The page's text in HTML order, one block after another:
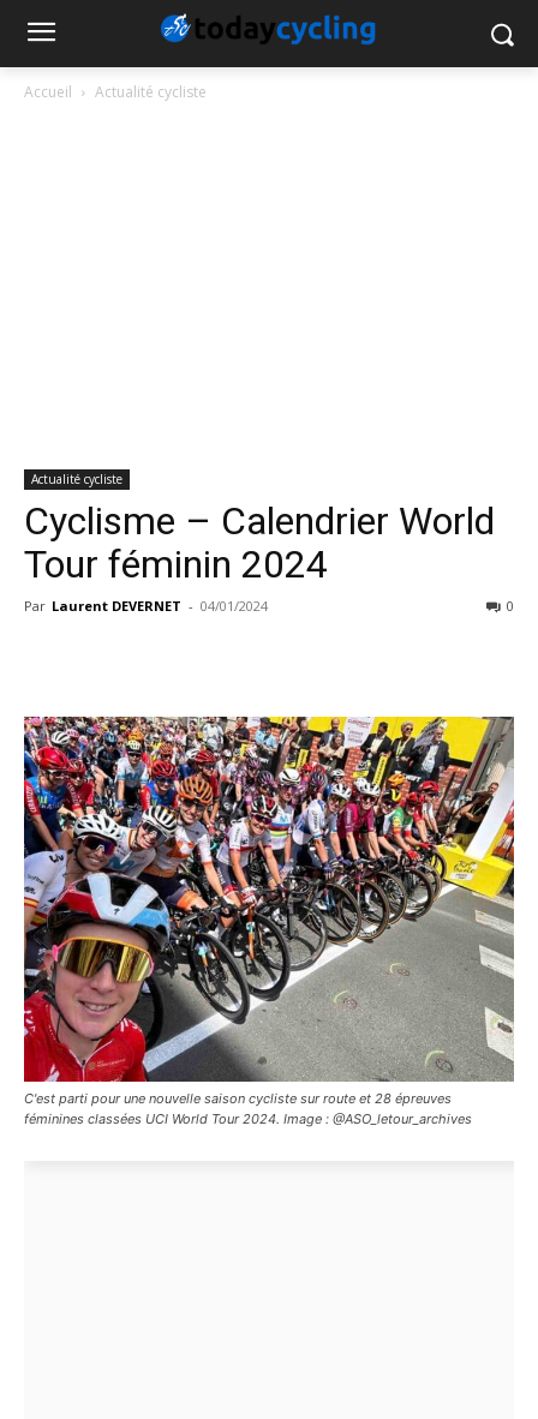
Accueil Actualité cycliste
Actualité cycliste
Cyclisme – Calendrier World
Tour féminin 2024
Par Laurent DEVERNET - 04/01/2024 0
C'est parti pour une nouvelle saison cycliste sur route et 28 épreuves
féminines classées UCI World Tour 2024. Image : @ASO_letour_archives